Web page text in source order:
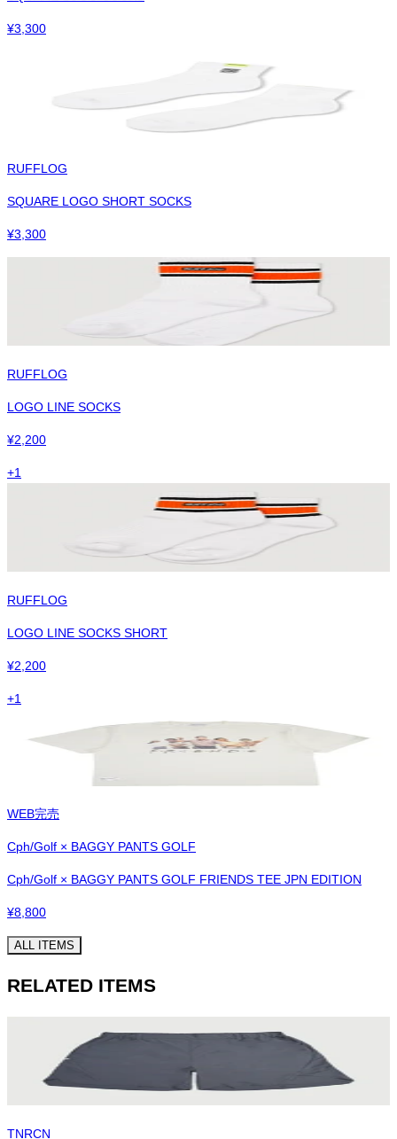
¥3,300
RUFFLOG
SQUARE LOGO SHORT SOCKS
¥3,300
RUFFLOG
LOGO LINE SOCKS
¥2,200
+1
RUFFLOG
LOGO LINE SOCKS SHORT
¥2,200
+1
WEB完売
Cph/Golf × BAGGY PANTS GOLF
Cph/Golf × BAGGY PANTS GOLF FRIENDS TEE JPN EDITION
¥8,800
ALL ITEMS
RELATED ITEMS
TNRCN